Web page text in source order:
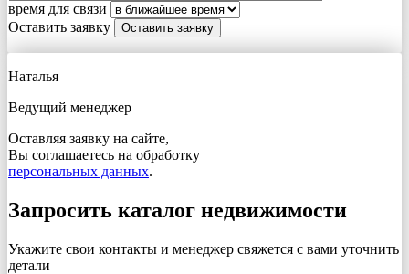
время для связи
Оставить заявку
Наталья
Ведущий менеджер
Оставляя заявку на сайте,
Вы соглашаетесь на обработку
персональных данных.
Запросить каталог недвижимости
Укажите свои контакты и менеджер свяжется с вами уточнить
детали